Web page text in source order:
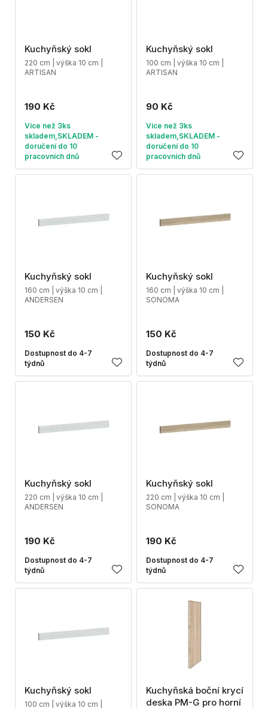
Kuchyňský sokl
220 cm | výška 10 cm |
ARTISAN
190 Kč
Více než 3ks
skladem,SKLADEM -
doručení do 10
pracovních dnů
Kuchyňský sokl
100 cm | výška 10 cm |
ARTISAN
90 Kč
Více než 3ks
skladem,SKLADEM -
doručení do 10
pracovních dnů
Kuchyňský sokl
160 cm | výška 10 cm |
ANDERSEN
150 Kč
Dostupnost do 4-7
týdnů
Kuchyňský sokl
160 cm | výška 10 cm |
SONOMA
150 Kč
Dostupnost do 4-7
týdnů
Kuchyňský sokl
220 cm | výška 10 cm |
ANDERSEN
190 Kč
Dostupnost do 4-7
týdnů
Kuchyňský sokl
220 cm | výška 10 cm |
SONOMA
190 Kč
Dostupnost do 4-7
týdnů
Kuchyňský sokl
100 cm | výška 10 cm |
Kuchyňská boční krycí
deska PM-G pro horní